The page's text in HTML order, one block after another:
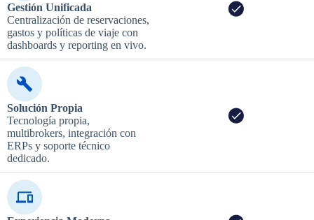
Gestión Unificada
Centralización de reservaciones,
gastos y políticas de viaje con
dashboards y reporting en vivo.
Solución Propia
Tecnología propia,
multibrokers, integración con
ERPs y soporte técnico
dedicado.